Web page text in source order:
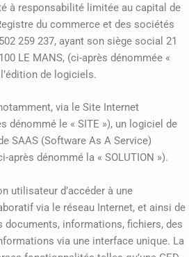
à responsabilité limitée au capital de
du commerce et des sociétés
259 237, ayant son siège social 21
LE MANS, (ci-après dénommée «
de logiciels.
via le Site Internet
dénommé le « SITE »), un logiciel de
SAAS (Software As A Service)
après dénommé la « SOLUTION »).
utilisateur d’accéder à une
via le réseau Internet, et ainsi de
documents, informations, fichiers, des
via une interface unique. La